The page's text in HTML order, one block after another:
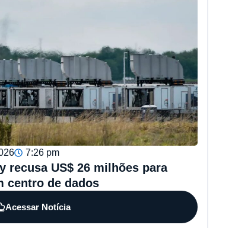
7:26 pm
recusa US$ 26 milhões para
centro de dados
Acessar Notícia